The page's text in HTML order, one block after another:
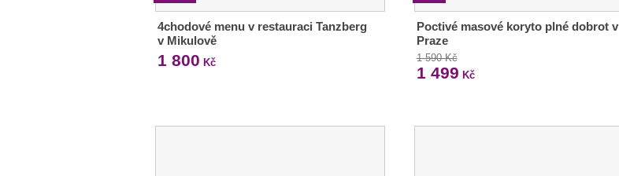
4chodové menu v restauraci Tanzberg
v Mikulově
1 800 Kč
Poctivé masové koryto plné dobrot v
Praze
1 590 Kč
1 499 Kč